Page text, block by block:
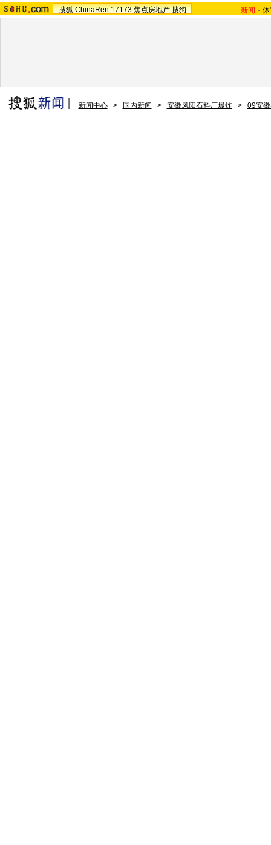
搜狐 ChinaRen 17173 焦点房地产 搜狗 新闻 -
新闻中心 > 国内新闻 > 安徽凤阳石料厂爆炸 > 09安